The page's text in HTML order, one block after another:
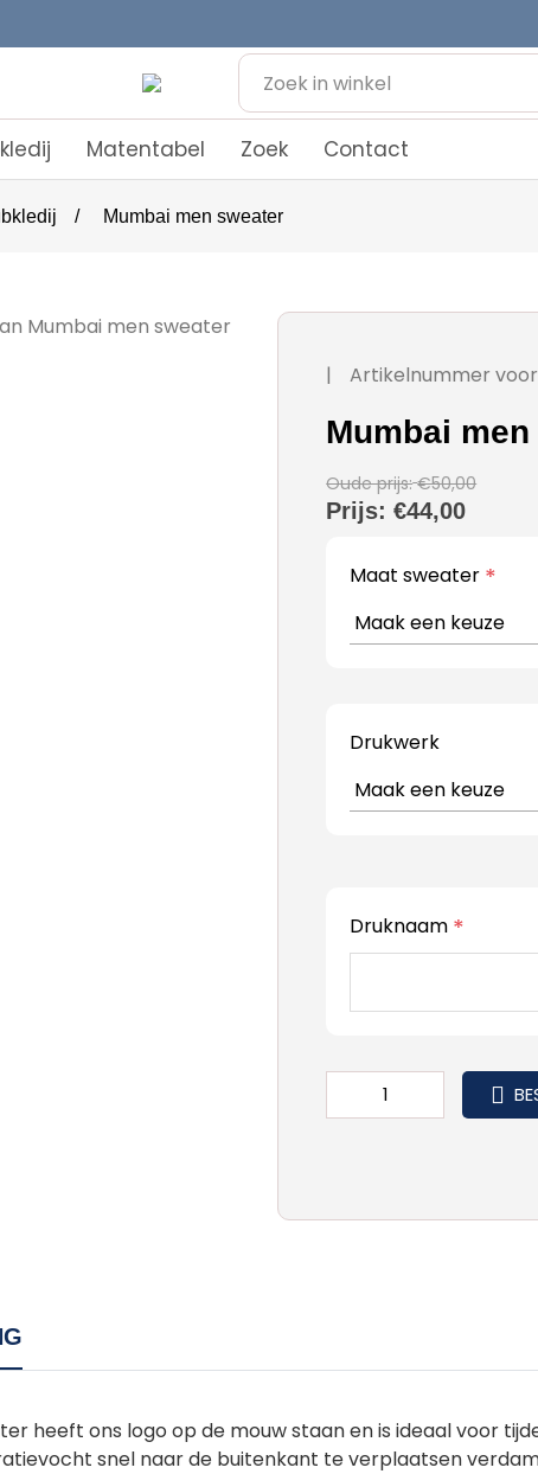
Matentabel Zoek Contact
/ Mumbai men sweater
| Artikelnummer
Mumbai
Oude prijs: €50,00
Prijs: €44,00
Maat sweater *
Drukwerk
Druknaam *
heeft ons logo op de mouw staan en is ideaal voor
snel naar de buitenkant te verplaatsen